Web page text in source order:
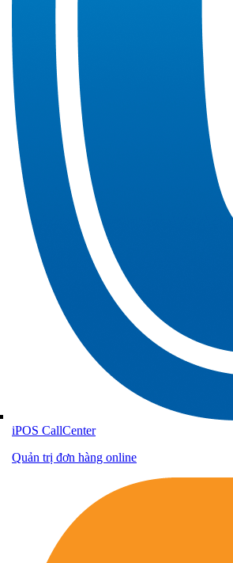
iPOS CallCenter
Quản trị đơn hàng online